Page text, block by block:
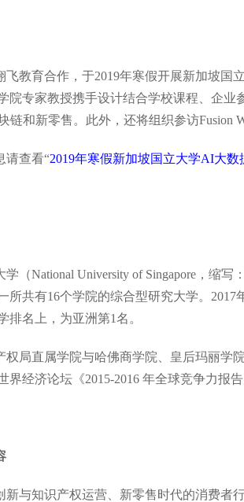
飞教育合作，于2019年寒假开展新加坡国
院专家教授携手设计结合学校课程、企
链和新零售。此外，还将组织参访Fusion
请查看“2019年寒假新加坡国立大学AI大
学（National University of Singapore，缩
所共有16个学院的综合型研究大学。
排名上，为亚洲第1名。
权局直属学院与哈佛商学院、皇后玛丽学
界经济论坛《2015-2016 年全球竞争力报
新与知识产权运营、新零售时代的消费者